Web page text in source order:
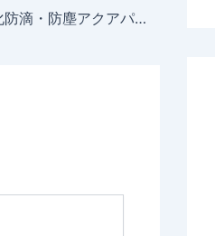
citizenシチズン強化防滴・防塵アクアパークN 【4KG711DA04】 ブルー入荷致しました。